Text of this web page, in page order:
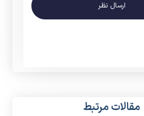
ارسال نظر
مقالات مرتبط